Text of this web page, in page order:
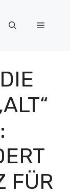
Menü
F
M
J